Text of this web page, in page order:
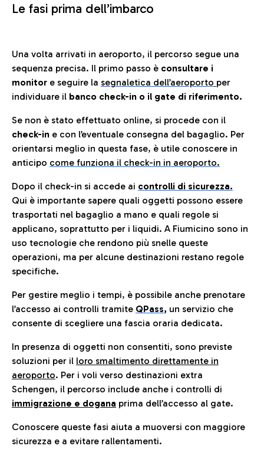
Le fasi prima dell’imbarco
Una volta arrivati in aeroporto, il percorso segue una
sequenza precisa. Il primo passo è consultare i
monitor e seguire la segnaletica dell’aeroporto per
individuare il banco check-in o il gate di riferimento.
Se non è stato effettuato online, si procede con il
check-in e con l’eventuale consegna del bagaglio. Per
orientarsi meglio in questa fase, è utile conoscere in
anticipo come funziona il check-in in aeroporto.
Dopo il check-in si accede ai controlli di sicurezza.
Qui è importante sapere quali oggetti possono essere
trasportati nel bagaglio a mano e quali regole si
applicano, soprattutto per i liquidi. A Fiumicino sono in
uso tecnologie che rendono più snelle queste
operazioni, ma per alcune destinazioni restano regole
specifiche.
Per gestire meglio i tempi, è possibile anche prenotare
l’accesso ai controlli tramite QPass, un servizio che
consente di scegliere una fascia oraria dedicata.
In presenza di oggetti non consentiti, sono previste
soluzioni per il loro smaltimento direttamente in
aeroporto. Per i voli verso destinazioni extra
Schengen, il percorso include anche i controlli di
immigrazione e dogana prima dell’accesso al gate.
Conoscere queste fasi aiuta a muoversi con maggiore
sicurezza e a evitare rallentamenti.